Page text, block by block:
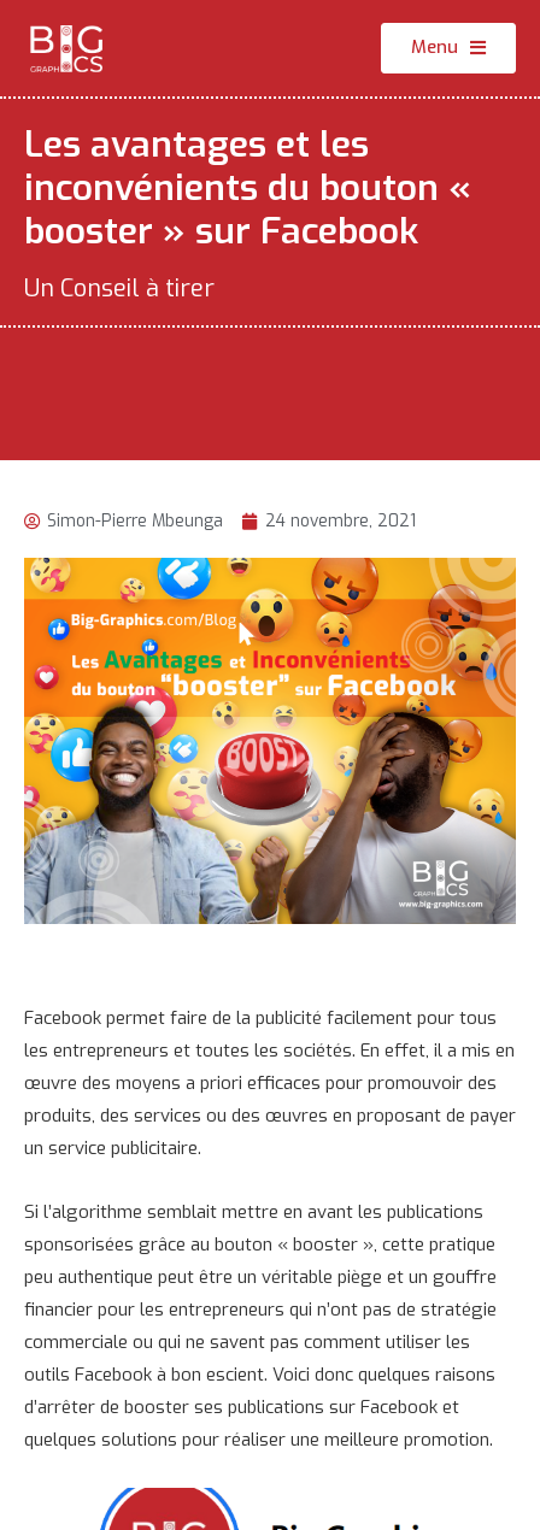
Menu
Les avantages et les
inconvénients du bouton «
booster » sur Facebook
Un Conseil à tirer
Simon-Pierre Mbeunga 24 novembre, 2021
Facebook permet faire de la publicité facilement pour tous
les entrepreneurs et toutes les sociétés. En effet, il a mis en
œuvre des moyens a priori efficaces pour promouvoir des
produits, des services ou des œuvres en proposant de payer
un service publicitaire.
Si l’algorithme semblait mettre en avant les publications
sponsorisées grâce au bouton « booster », cette pratique
peu authentique peut être un véritable piège et un gouffre
financier pour les entrepreneurs qui n’ont pas de stratégie
commerciale ou qui ne savent pas comment utiliser les
outils Facebook à bon escient. Voici donc quelques raisons
d’arrêter de booster ses publications sur Facebook et
quelques solutions pour réaliser une meilleure promotion.